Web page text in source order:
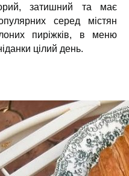
затишний та має
серед містян
пиріжків, в меню
цілий день.